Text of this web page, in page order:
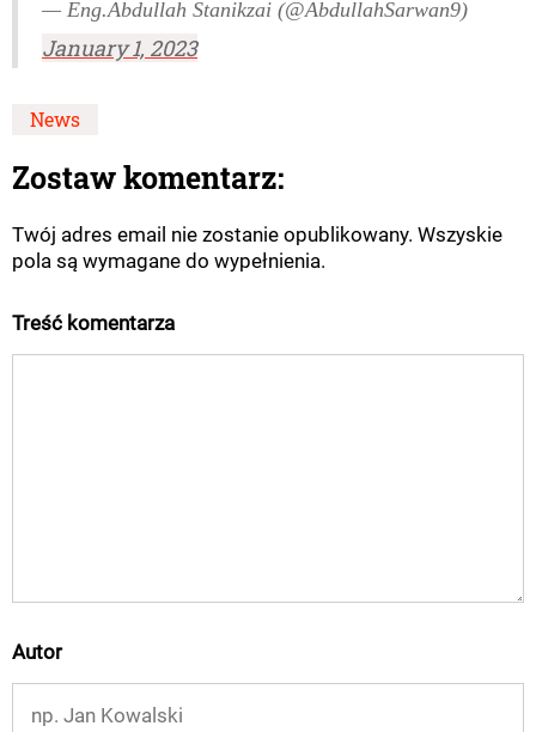
— Eng.Abdullah Stanikzai (@AbdullahSarwan9)
January 1, 2023
News
Zostaw komentarz:
Twój adres email nie zostanie opublikowany. Wszyskie
pola są wymagane do wypełnienia.
Treść komentarza
Autor